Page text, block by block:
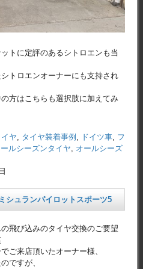
トに定評のあるシトロエンも当
トロエンオーナーにも支持され
方はこちらも選択肢に加えてみ
ヤ タイヤ装着事例 ドイツ車 フ
ルシーズンタイヤ
オールシーズ
ュランパイロットスポーツ5
飛び込みのタイヤ交換のご要望
ご来店頂いたオーナー様、
ですが、